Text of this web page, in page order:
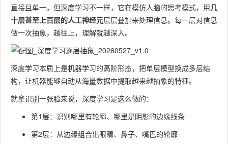
直接且单一。但深度学习不一样，它在模仿人脑的思考模式，用几
十层甚至上百层的人工神经元层层叠加来处理信息。每一层对信息
做一次抽象，越往上，理解就越深入。
深度学习本质上是机器学习的高阶形态，把单层模型换成多层结
构，让机器能够自动从海量数据中提取越来越抽象的特征。
就拿识别一张脸来说，深度学习是这么做的：
第1层：识别哪里有轮廓、哪里是阴影的边缘线条
第2层：从边缘组合出眼睛、鼻子、嘴巴的轮廓